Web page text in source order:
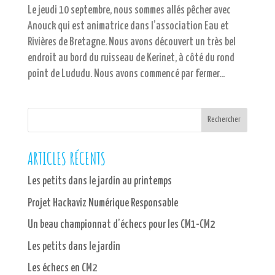
Le jeudi 10 septembre, nous sommes allés pêcher avec
Anouck qui est animatrice dans l’association Eau et
Rivières de Bretagne. Nous avons découvert un très bel
endroit au bord du ruisseau de Kerinet, à côté du rond
point de Lududu. Nous avons commencé par fermer...
ARTICLES RÉCENTS
Les petits dans le jardin au printemps
Projet Hackaviz Numérique Responsable
Un beau championnat d’échecs pour les CM1-CM2
Les petits dans le jardin
Les échecs en CM2